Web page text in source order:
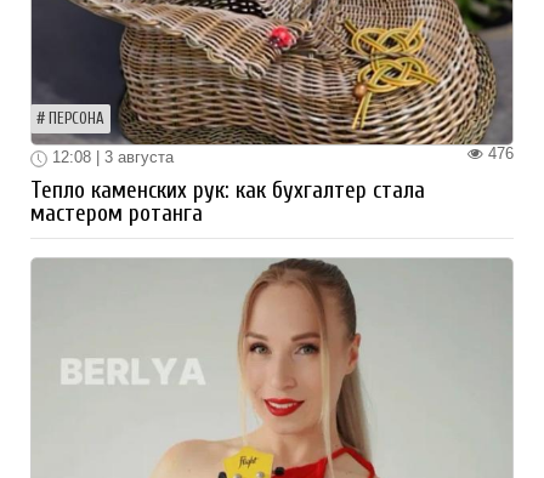
ПЕРСОНА
476
12:08 | 3 августа
Тепло каменских рук: как бухгалтер стала
мастером ротанга